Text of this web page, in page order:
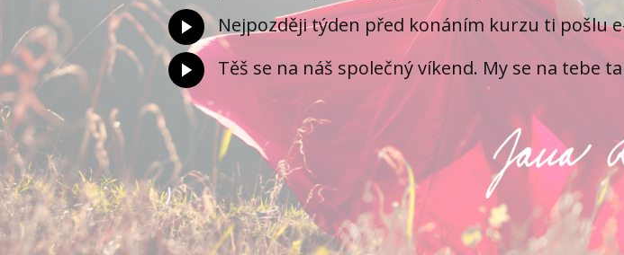
Nejpozději týden před konáním kurzu ti pošlu
Těš se na náš společný víkend. My se na tebe